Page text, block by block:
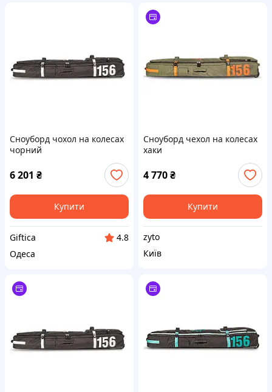
Сноуборд чохол на колесах
чорний
6 201 ₴
Купити
Giftica
4.8
Одеса
Сноуборд чехол на колесах
хаки
4 770₴
Купити
zyto
Київ